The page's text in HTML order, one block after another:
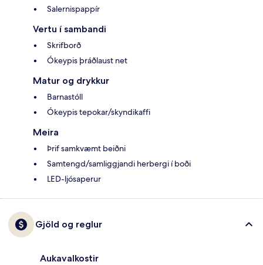
Salernispappír
Vertu í sambandi
Skrifborð
Ókeypis þráðlaust net
Matur og drykkur
Barnastóll
Ókeypis tepokar/skyndikaffi
Meira
Þrif samkvæmt beiðni
Samtengd/samliggjandi herbergi í boði
LED-ljósaperur
Gjöld og reglur
Aukavalkostir